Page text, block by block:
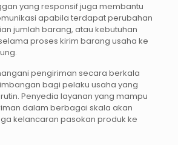
yang responsif juga membantu
apabila terdapat perubahan
jumlah barang, atau kebutuhan
proses kirim barang usaha ke
pengiriman secara berkala
bagi pelaku usaha yang
Penyedia layanan yang mampu
dalam berbagai skala akan
kelancaran pasokan produk ke